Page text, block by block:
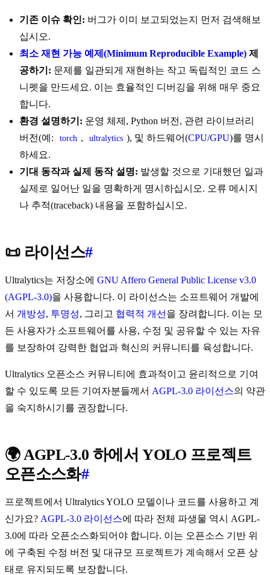
기존 이슈 확인: 버그가 이미 보고되었는지 먼저 검색해보
십시오.
최소 재현 가능 예제(Minimum Reproducible Example) 제
공하기: 문제를 일관되게 재현하는 작고 독립적인 코드 스
니펫을 만드세요. 이는 효율적인 디버깅을 위해 매우 중요
합니다.
환경 설명하기: 운영 체제, Python 버전, 관련 라이브러리
버전(예:
torch , ultralytics ), 및 하드웨어(CPU/GPU)를 명시
하세요.
기대 동작과 실제 동작 설명: 발생할 것으로 기대했던 일과
실제로 일어난 일을 명확하게 명시하십시오. 오류 메시지
나 추적(traceback) 내용을 포함하십시오.
📜 라이선스#
Ultralytics는 저장소에 GNU Affero General Public License v3.0
(AGPL-3.0)을 사용합니다. 이 라이선스는 소프트웨어 개발에
서 개방성, 투명성, 그리고 협력적 개선 을 장려합니다. 이는 모
든 사용자가 소프트웨어를 사용, 수정 및 공유할 수 있는 자유
를 보장하여 강력한 협업과 혁신의 커뮤니티를 육성합니다.
Ultralytics 오픈소스 커뮤니티에 효과적이고 윤리적으로 기여
할 수 있도록 모든 기여자분들께서 AGPL-3.0 라이선스의 약관
을 숙지하시기를 권장합니다.
🌍 AGPL-3.0 하에서 YOLO 프로젝트
오픈소스화#
프로젝트에서 Ultralytics YOLO 모델이나 코드를 사용하고 계
신가요? AGPL-3.0 라이선스에 따라 전체 파생물 역시 AGPL-
3.0에 따라 오픈소스화되어야 합니다. 이는 오픈소스 기반 위
에 구축된 수정 버전 및 대규모 프로젝트가 계속해서 오픈 상
태로 유지되도록 보장합니다.